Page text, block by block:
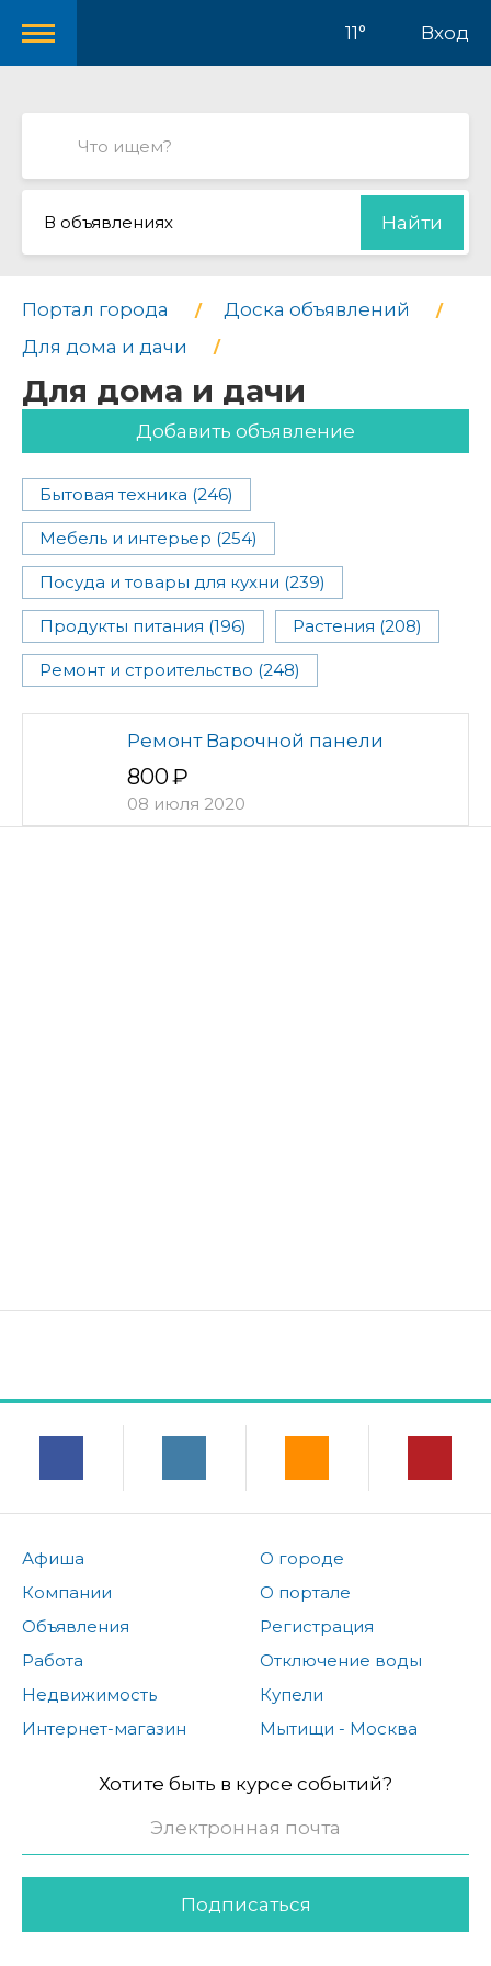
11° Вход
В объявлениях Найти
Портал города
Доска объявлений
Для дома и дачи
Для дома и дачи
Добавить объявление
Бытовая техника (246)
Мебель и интерьер (254)
Посуда и товары для кухни (239)
Продукты питания (196) Растения (208)
Ремонт и строительство (248)
Ремонт Варочной панели
800
08 июля 2020
Афиша
Компании
Объявления
Работа
Недвижимость
Интернет-магазин
О городе
О портале
Регистрация
Отключение воды
Купели
Мытищи - Москва
Хотите быть в курсе событий?
Подписаться